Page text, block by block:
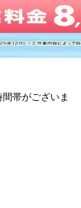
帯がございま